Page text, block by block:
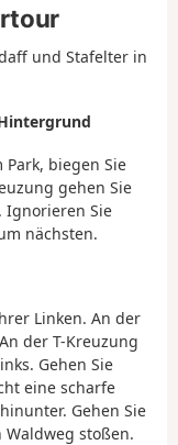
und Stafelter in
biegen Sie
gehen Sie
Ignorieren Sie
nächsten.
Linken. An der
der T-Kreuzung
Gehen Sie
eine scharfe
Gehen Sie
stoßen.